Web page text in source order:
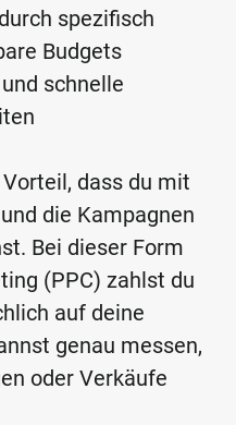
spezifisch
Budgets
schnelle
dass du mit
die Kampagnen
Bei dieser Form
(PPC) zahlst du
auf deine
genau messen,
oder Verkäufe